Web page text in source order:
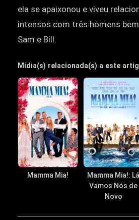
ela se apaixonou e viveu
intensos com três homens
Sam e Bill.
Mídia(s) relacionada(s) a este
Mamma Mia!
Mamma Mia!: Lá
Vamos Nós de
Novo